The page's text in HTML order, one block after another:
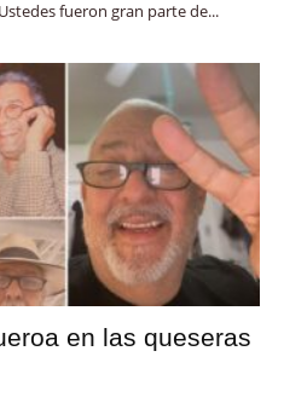
fueron gran parte de...
en las queseras